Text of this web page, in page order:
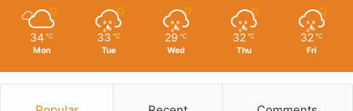
34 ℃
Mon
33 ℃
Tue
29 ℃
Wed
32 ℃
Thu
32 ℃
Fri